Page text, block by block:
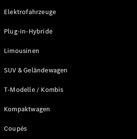
Elektrofahrzeuge
Plug-in-Hybride
Limousinen
SUV & Geländewagen
T-Modelle / Kombis
Kompaktwagen
Coupés